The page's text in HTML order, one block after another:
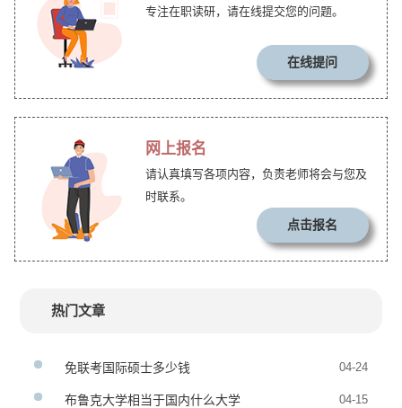
专注在职读研，请在线提交您的问题。
在线提问
网上报名
请认真填写各项内容，负责老师将会与您及
时联系。
点击报名
热门文章
免联考国际硕士多少钱 04-24
布鲁克大学相当于国内什么大学 04-15